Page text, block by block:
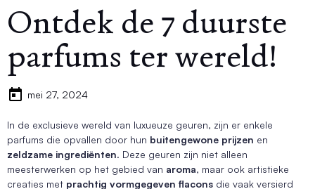
Ontdek de 7 duurste
parfums ter wereld!
mei 27, 2024
In de exclusieve wereld van luxueuze geuren, zijn er enkele
parfums die opvallen door hun buitengewone prijzen en
zeldzame ingrediënten. Deze geuren zijn niet alleen
meesterwerken op het gebied van aroma, maar ook artistieke
creaties met prachtig vormgegeven flacons die vaak versierd